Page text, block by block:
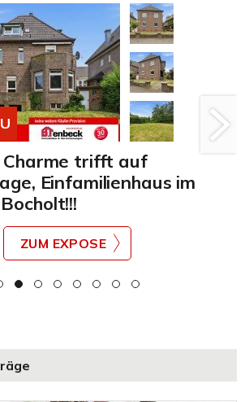
Charme trifft auf
Einfamilienhaus im
ZUM EXPOSE